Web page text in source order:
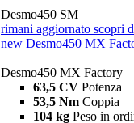
Desmo450 SM
rimani aggiornato scopri
new Desmo450 MX
Desmo450 MX Factory
63,5 CV Potenza
53,5 Nm Coppia
104 kg Peso in